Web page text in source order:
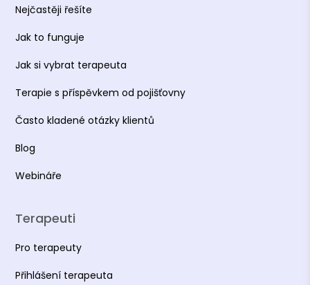
Nejčastěji řešíte
Jak to funguje
Jak si vybrat terapeuta
Terapie s příspěvkem od pojišťovny
Často kladené otázky klientů
Blog
Webináře
Terapeuti
Pro terapeuty
Přihlášení terapeuta